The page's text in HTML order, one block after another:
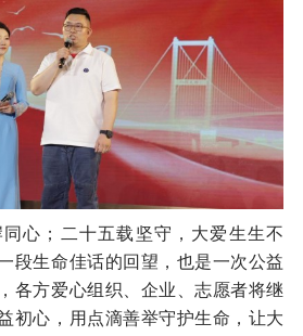
；二十五载坚守，大爱生生不
段生命佳话的回望，也是一次公益
各方爱心组织、企业、志愿者将继
初心，用点滴善举守护生命，让大